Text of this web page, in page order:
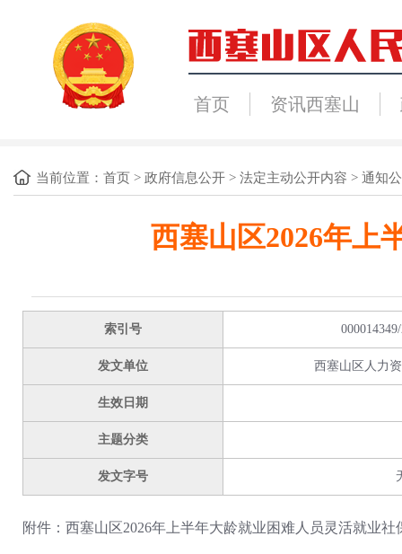
首页 资讯西塞山
当前位置： 首页 > 政府信息公开 > 法定主动公开内容 > 通知
西塞山区2026年上
索引号
发文单位 西塞山区人力
生效日期
主题分类
发文字号
附件：西塞山区2026年上半年大龄就业困难人员灵活就业社